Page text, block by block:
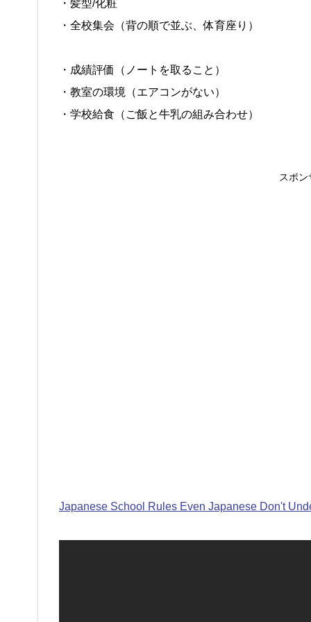
・髪型/化粧
・全校集会（背の順で並ぶ、体育座り）
・成績評価（ノートを取ること）
・教室の環境（エアコンがない）
・学校給食（ご飯と牛乳の組み合わせ）
スポン
Japanese School Rules Even Japanese Don't